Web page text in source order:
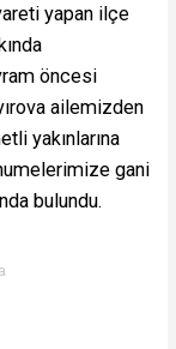
yapan ilçe
öncesi
ailemizden
yakınlarına
gani
bulundu.